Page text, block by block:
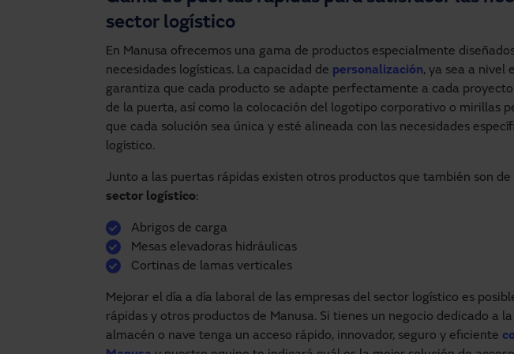
sector logístico
En Manusa ofrecemos una gama de productos especialmente
necesidades logísticas. La capacidad de personalización, ya sea a nivel
garantiza que cada producto se adapte perfectamente a cada
de la puerta, así como la colocación del logotipo corporativo o mirillas
que cada solución sea única y esté alineada con las necesidades
logístico.
Junto a las puertas rápidas existen otros productos que también son de
sector logístico:
Abrigos de carga
Mesas elevadoras hidráulicas
Cortinas de lamas verticales
Mejorar el día a día laboral de las empresas del sector logístico es
rápidas y otros productos de Manusa. Si tienes un negocio dedicado a
almacén o nave tenga un acceso rápido, innovador, seguro y eficiente